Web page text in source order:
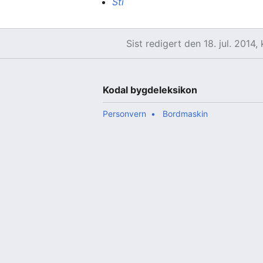
Sist redigert den 18. jul. 2014,
Kodal bygdeleksikon
Personvern Bordmaskin